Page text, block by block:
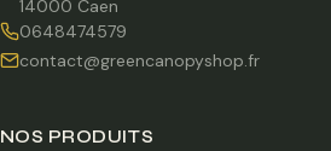
14000 Caen
0648474579
contact@greencanopyshop.fr
NOS PRODUITS